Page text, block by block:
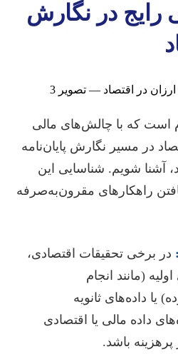
در نگارش
است که با چالش‌های مالی
در مسیر نگارش پایان‌نامه
آشنا شویم. شناسایی این
راهکارهای مقرون‌به‌صرفه
در برخی تحقیقات اقتصادی،
(مانند انجام
داده‌های ثانویه
داده مالی یا اقتصادی
باشد.